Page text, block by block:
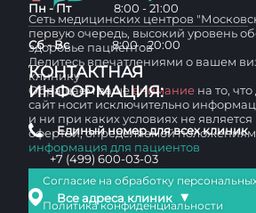
Пн - Пт 8:00 - 21:00
Сб - Вс 8:00 - 20:00
КОНТАКТНАЯ
ИНФОРМАЦИЯ:
Единый номер для всех клиник
+7 (499) 600-03-03
Все адреса клиник ▼
Сеть медицинских центров
первую очередь, высокий уровень
здоровье пациентов
Делитесь впечатлениями о вашем
клинику
Обращаем вашевнимание на то,
сайт носит исключительно
и ни при каких условиях не
офертой, определяемой
информация для пациентов
Согласие на обработку
Политика конфиденциальности